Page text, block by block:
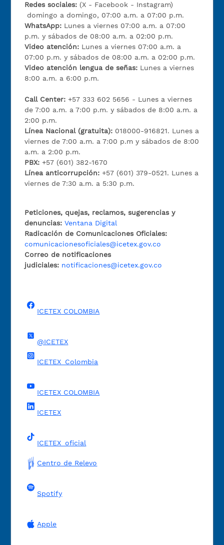
Redes sociales: (X - Facebook - Instagram)
domingo a domingo, 07:00 a.m. a 07:00 p.m.
WhatsApp: Lunes a viernes 07:00 a.m. a 07:00
p.m. y sábados de 08:00 a.m. a 02:00 p.m.
Video atención: Lunes a viernes 07:00 a.m. a
07:00 p.m. y sábados de 08:00 a.m. a 02:00 p.m.
Video atención lengua de señas: Lunes a viernes
8:00 a.m. a 6:00 p.m.
Call Center:+57 333 602 5656 - Lunes a viernes
de 7:00 a.m. a 7:00 p.m. y sábados de 8:00 a.m. a
2:00 p.m.
Línea Nacional (gratuita): 018000-916821. Lunes a
viernes de 7:00 a.m. a 7:00 p.m y sábados de 8:00
a.m. a 2:00 p.m.
PBX:+57 (601) 382-1670
Línea anticorrupción:+57 (601) 379-0521. Lunes a
viernes de 7:30 a.m. a 5:30 p.m.
Peticiones, quejas, reclamos, sugerencias y
denuncias: Ventana Digital
Radicación de Comunicaciones Oficiales:
comunicacionesoficiales@icetex.gov.co
Correo de notificaciones
judiciales: notificaciones@icetex.gov.co
ICETEX COLOMBIA
@ICETEX
ICETEX_Colombia
ICETEX COLOMBIA
ICETEX
ICETEX_oficial
Centro de Relevo
Spotify
Apple